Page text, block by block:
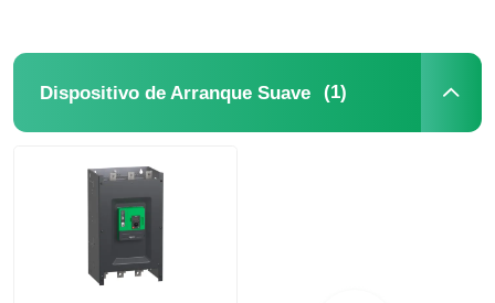
Dispositivo de Arranque Suave (1)